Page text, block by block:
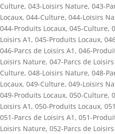
Culture, 043-Loisirs Nature, 043-
Locaux, 044-Culture, 044-Loisirs
044-Produits Locaux, 045-Culture,
Loisirs A1 , 045-Produits Locaux,
046-Parcs de Loisirs A1 , 046-
Loisirs Nature, 047-Parcs de Loisirs
Culture, 048-Loisirs Nature, 048-
Locaux, 049-Culture, 049-Loisirs
049-Produits Locaux, 050-Culture,
Loisirs A1 , 050-Produits Locaux,
051-Parcs de Loisirs A1 , 051-
Loisirs Nature, 052-Parcs de Loisirs